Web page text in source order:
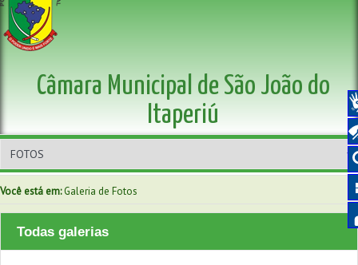
Câmara Municipal de São João do
Itaperiú
Você está em:Galeria de Fotos
Todas galerias